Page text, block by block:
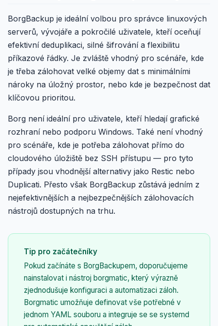
BorgBackup je ideální volbou pro správce linuxových
serverů, vývojáře a pokročilé uživatele, kteří oceňují
efektivní deduplikaci, silné šifrování a flexibilitu
příkazové řádky. Je zvláště vhodný pro scénáře, kde
je třeba zálohovat velké objemy dat s minimálními
nároky na úložný prostor, nebo kde je bezpečnost dat
klíčovou prioritou.
Borg není ideální pro uživatele, kteří hledají grafické
rozhraní nebo podporu Windows. Také není vhodný
pro scénáře, kde je potřeba zálohovat přímo do
cloudového úložiště bez SSH přístupu — pro tyto
případy jsou vhodnější alternativy jako Restic nebo
Duplicati. Přesto však BorgBackup zůstává jedním z
nejefektivnějších a nejbezpečnějších zálohovacích
nástrojů dostupných na trhu.
Tip pro začátečníky
Pokud začínáte s BorgBackupem, doporučujeme
nainstalovat i nástroj borgmatic, který výrazně
zjednodušuje konfiguraci a automatizaci záloh.
Borgmatic umožňuje definovat vše potřebné v
jednom YAML souboru a integruje se se systemd